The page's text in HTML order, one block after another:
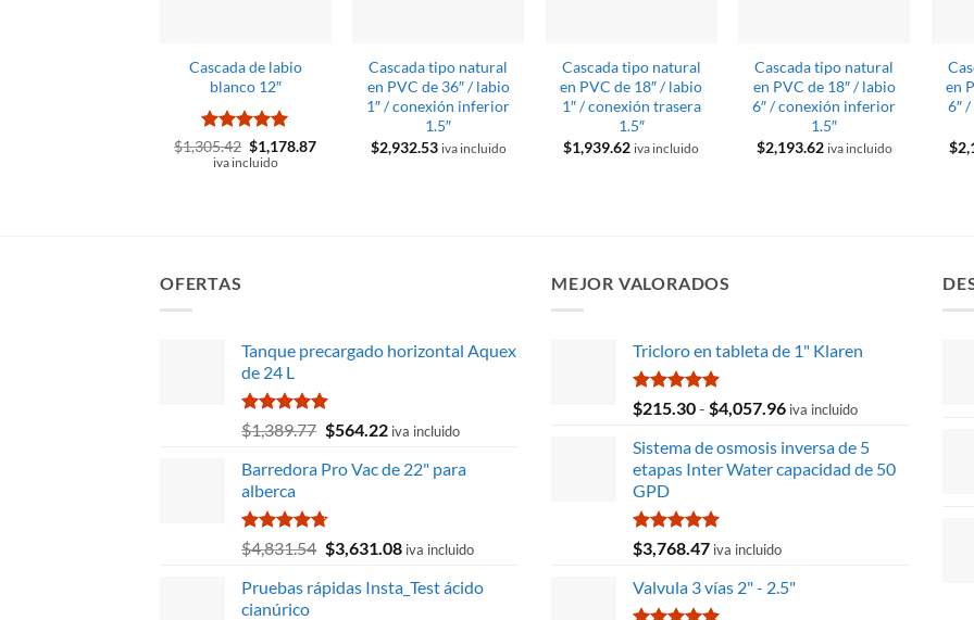
Cascada de labio
blanco 12″
Valorado
con5de 5
$1,305.42 El
precio
$1,178.87El
iva incluido
Cascada tipo natural
en PVC de 36″ / labio
1″ / conexión inferior
1.5″
$2,932.53 iva incluido
Cascada tipo natural
en PVC de 18″ / labio
1″ / conexión trasera
1.5″
$1,939.62 iva incluido
Cascada tipo natural
en PVC de 18″ / labio
6″ / conexión inferior
1.5″
$2,193.62 iva incluido
en
6″
$
OFERTAS
Tanque precargado horizontal Aquex
de 24 L
Valorado
con
de 5
$1,389.77 El
original
$1,389.77.
$564.22El
actual
iva incluido
Barredora Pro Vac de 22" para
alberca
Valorado
con
de 5
$4,831.54 El
original
$3,631.08El
actual
iva incluido
Pruebas rápidas Insta_Test ácido
cianúrico
MEJOR VALORADOS
Tricloro en tableta de 1" Klaren
Valorado
con
de 5
$215.30- $4,057.96Rango
precios:
desde
iva incluido
Sistema de osmosis inversa de 5
etapas Inter Water capacidad de 50
GPD
Valorado
con
de 5
$3,768.47 iva incluido
Valvula 3 vías 2" - 2.5"